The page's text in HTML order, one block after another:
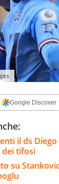
Google Discover
il ds
dei tifosi
su